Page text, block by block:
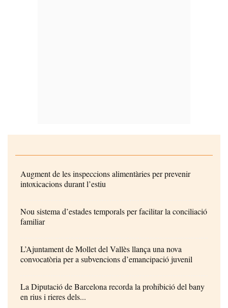
Augment de les inspeccions alimentàries per prevenir
intoxicacions durant l’estiu
Nou sistema d’estades temporals per facilitar la conciliació
familiar
L’Ajuntament de Mollet del Vallès llança una nova
convocatòria per a subvencions d’emancipació juvenil
La Diputació de Barcelona recorda la prohibició del bany
en rius i rieres dels...